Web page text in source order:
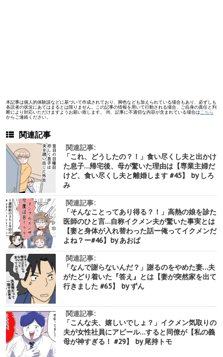
本記事は個人的体験談などに基づいて作成されており、脚色なども加えられている場合もあり、必ずしも
各読者の状況にあてはまるとは限りません。この記事の情報を用いて行動される場合、ご自身の責任と判
断により対応いただけますようお願い致します。 尚、記事に不適切な内容が含まれている場合は こちら
からご連絡ください。
関連記事
関連記事:
「これ、どうしたの？！」食い尽くし夫と出かけ
た息子…帰宅後、母が驚いた理由は【専業主婦だ
けど、食い尽くし夫と離婚します #45】 by しろ
み
関連記事:
「そんなことってあり得る？！」高熱の娘を診た
医師のひと言…自称イクメン夫が驚いた事実とは
【妻と身体が入れ替わった話ー俺ってイクメンだ
よね？ー#46】by あおば
関連記事:
「なんで謝らないんだ？」謝るのをやめた妻…夫
がたどり着いた『答え』とは【妻が突然家を出て
行きました #65】 by ずん
関連記事:
「こんな夫、嬉しいでしょ？」イクメン気取りの
夫が女性社員にアピール…すると同僚が【私の義
母が神すぎる！ #29】 by 尾持トモ